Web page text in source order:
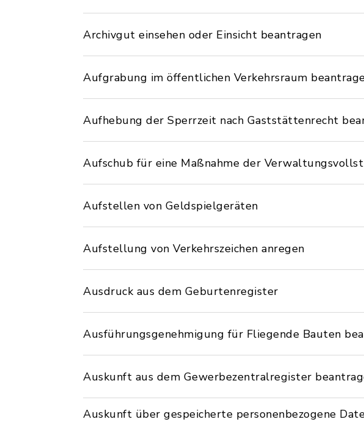
Archivgut einsehen oder Einsicht beantragen
Aufgrabung im öffentlichen Verkehrsraum
Aufhebung der Sperrzeit nach Gaststättenrecht
Aufschub für eine Maßnahme der
Aufstellen von Geldspielgeräten
Aufstellung von Verkehrszeichen anregen
Ausdruck aus dem Geburtenregister
Ausführungsgenehmigung für Fliegende Bauten
Auskunft aus dem Gewerbezentralregister
Auskunft über gespeicherte personenbezogene